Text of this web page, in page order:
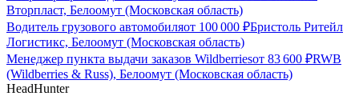
Вторпласт, Белоомут (Московская область)
Водитель грузового автомобиляот 100 000 ₽Бристоль Ритейл
Логистикс, Белоомут (Московская область)
Менеджер пункта выдачи заказов Wildberriesот 83 600 ₽RWB
(Wildberries & Russ), Белоомут (Московская область)
HeadHunter